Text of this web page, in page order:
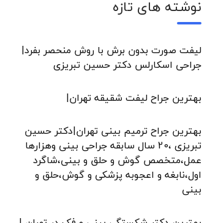
نوشته های تازه
لیفت صورت بدون برش با روش منحصر بفرد|
جراحی اسکارلس دکتر حسین تبریزی
بهترین جراح لیفت شقیقه تهران|
بهترین جراح ترمیم بینی تهران|دکتر حسین
تبریزی ،20 سال سابقه جراحی بینی وهزارها
عمل،متخصص گوش و حلق و بینی،شاگرد
اول،نابغه و اعجوبه پزشکی و گوش،حلق و
بینی